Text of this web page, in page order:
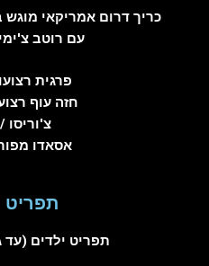
כריך דרום אמריקאי
עם רוטב
פרגית רצועות
חזה עוף
צ'וריסו //
אסאדו מפורק
תפריט
תפריט ילדים (עד גיל 12)